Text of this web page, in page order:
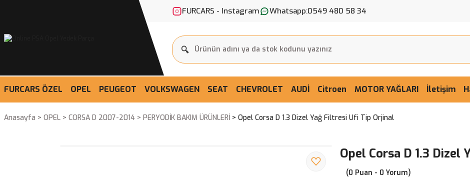
FURCARS - Instagram Whatsapp:0549 480 58 34
FURCARS ÖZEL OPEL PEUGEOT VOLKSWAGEN SEAT CHEVROLET AUDİ Citroen MOTOR YAĞLARI İletişim
Anasayfa OPEL CORSA D 2007-2014 PERYODİK BAKIM ÜRÜNLERİ Opel Corsa D 1.3 Dizel Yağ Filtresi Ufi Tip Orjinal
Opel Corsa D 1.3
(0 Puan - 0 Yorum)